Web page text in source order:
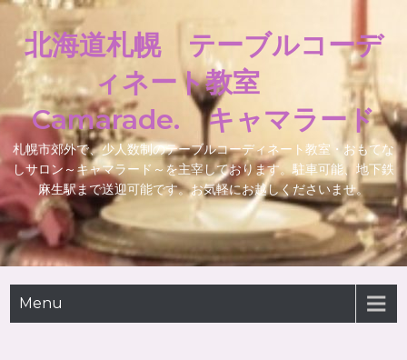
北海道札幌 テーブルコーデ
ィネート教室
Camarade. キャマラード
札幌市郊外で、少人数制のテーブルコーディネート教室・おもてな
しサロン～キャマラード～を主宰しております。駐車可能、地下鉄
麻生駅まで送迎可能です。お気軽にお越しくださいませ。
Menu